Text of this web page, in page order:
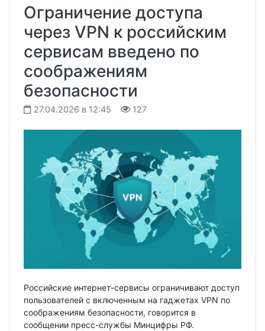
Ограничение доступа
через VPN к российским
сервисам введено по
соображениям
безопасности
27.04.2026 в 12:45 127
Российские интернет-сервисы ограничивают доступ
пользователей с включенным на гаджетах VPN по
соображениям безопасности, говорится в
сообщении пресс-службы Минцифры РФ.